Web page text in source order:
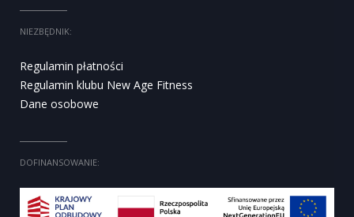
NIEZBĘDNIK:
Regulamin płatności
Regulamin klubu New Age Fitness
Dane osobowe
DOFINANSOWANIE: